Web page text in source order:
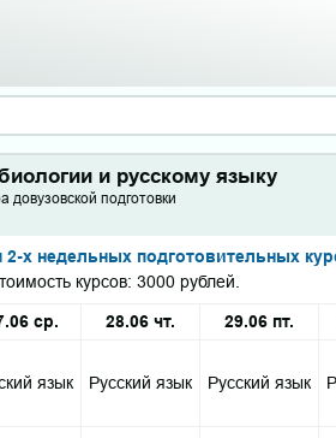
и русскому языку
подготовки
2-х недельных подготовительных
курсов: 3000 рублей.
ср. 28.06 чт. 29.06 пт.
язык Русский язык Русский язык